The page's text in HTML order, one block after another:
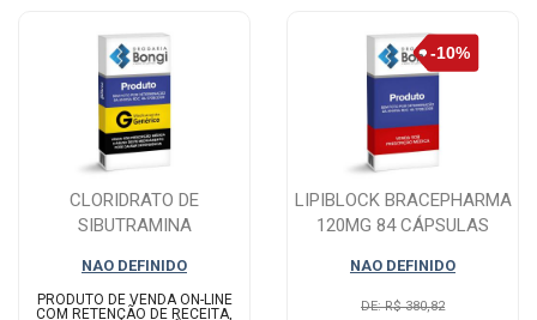
CLORIDRATO DE
SIBUTRAMINA
EUROFARMA 15MG 3...
NAO DEFINIDO
PRODUTO DE VENDA ON-LINE
COM RETENÇÃO DE RECEITA,
LIPIBLOCK BRACEPHARMA
120MG 84 CÁPSULAS
NAO DEFINIDO
DE: R$ 380,82